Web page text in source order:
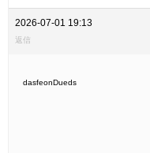
2026-07-01 19:13
返信
dasfeonDueds